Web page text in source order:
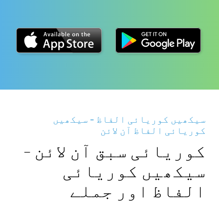
سیکھیں کوریائی الفاظ - سیکھیں
کوریائی الفاظ آن لائن
کوریائی سبق آن لائن -
سیکھیں کوریائی
الفاظ اور جملے